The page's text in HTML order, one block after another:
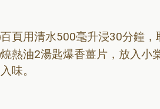
百頁用清水500毫升浸30分鐘，
燒熱油2湯匙爆香薑片，放入小
入味。